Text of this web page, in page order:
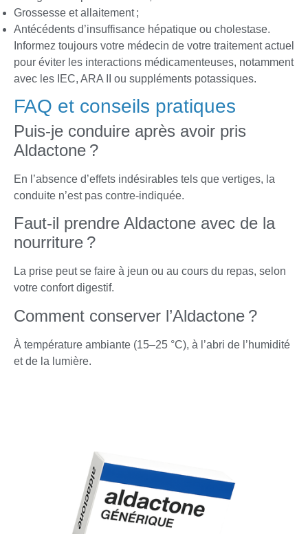
Grossesse et allaitement ;
Antécédents d’insuffisance hépatique ou cholestase.
Informez toujours votre médecin de votre traitement actuel
pour éviter les interactions médicamenteuses, notamment
avec les IEC, ARA II ou suppléments potassiques.
FAQ et conseils pratiques
Puis-je conduire après avoir pris
Aldactone ?
En l’absence d’effets indésirables tels que vertiges, la
conduite n’est pas contre-indiquée.
Faut-il prendre Aldactone avec de la
nourriture ?
La prise peut se faire à jeun ou au cours du repas, selon
votre confort digestif.
Comment conserver l’Aldactone ?
À température ambiante (15–25 °C), à l’abri de l’humidité
et de la lumière.